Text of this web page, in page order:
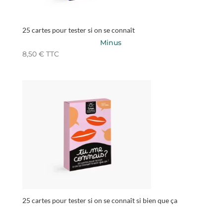
25 cartes pour tester si on se connaît
Minus
8,50 € TTC
25 cartes pour tester si on se connaît si bien que ça